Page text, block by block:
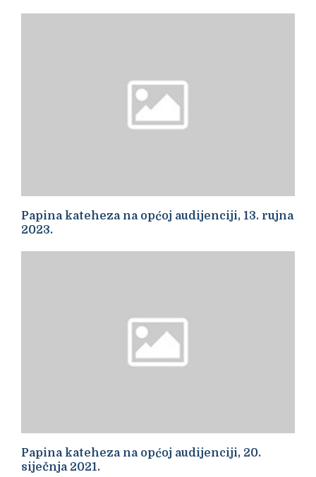
Papina kateheza na općoj audijenciji, 13. rujna
2023.
Papina kateheza na općoj audijenciji, 20.
siječnja 2021.